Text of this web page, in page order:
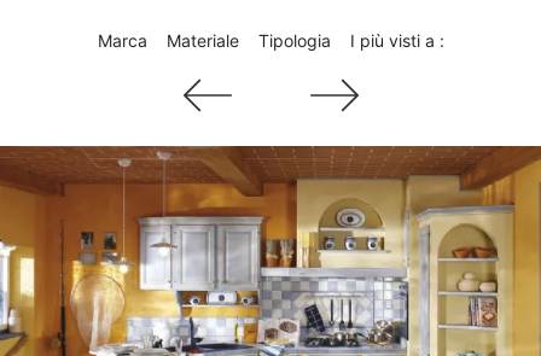
Marca Materiale Tipologia I più visti a :